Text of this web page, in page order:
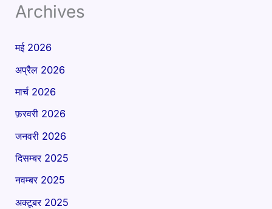
Archives
मई 2026
अप्रैल 2026
मार्च 2026
फ़रवरी 2026
जनवरी 2026
दिसम्बर 2025
नवम्बर 2025
अक्टूबर 2025